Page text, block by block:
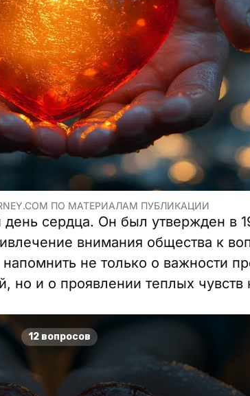
ПО МАТЕРИАЛАМ ПУБЛИКАЦИИ
сердца. Он был утвержден в
внимания общества к
не только о важности
но и о проявлении теплых чувств